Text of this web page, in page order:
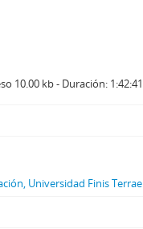
10.00 kb - Duración: 1:42:41
Universidad Finis Terrae